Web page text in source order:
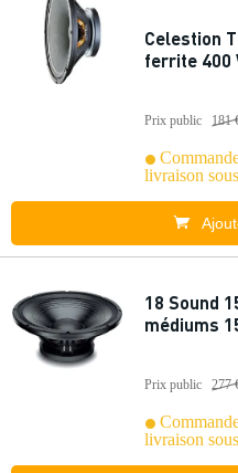
Celestion
ferrite 400
Prix public 181
livraison
18 Sound
médiums
Prix public 277
livraison